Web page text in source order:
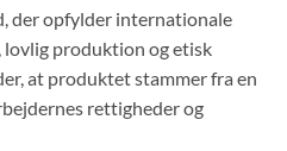
der opfylder internationale
produktion og etisk
at produktet stammer fra en
rettigheder og